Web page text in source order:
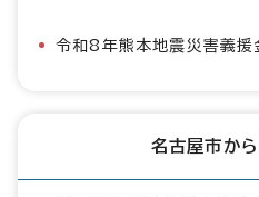
令和8年熊本地震災害義援
名古屋市か